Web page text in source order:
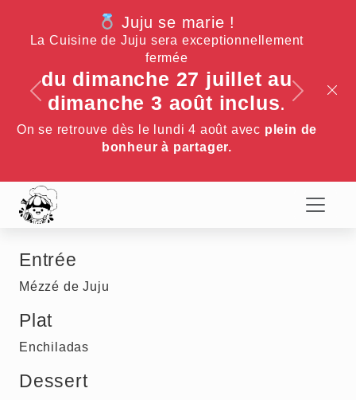
Juju se marie !
La Cuisine de Juju sera exceptionnellement
fermée
du dimanche 27 juillet au
dimanche 3 août inclus.
On se retrouve dès le lundi 4 août avec plein de
bonheur à partager.
Previous Next
Menu du 21/07/2026
Entrée
Mézzé de Juju
Plat
Enchiladas
Dessert